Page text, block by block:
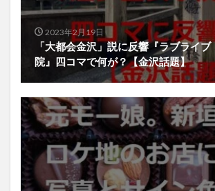
2023年2月19日
「大都会金沢」説に反響『ラブライ
院』四コマで何が？【金沢話題】